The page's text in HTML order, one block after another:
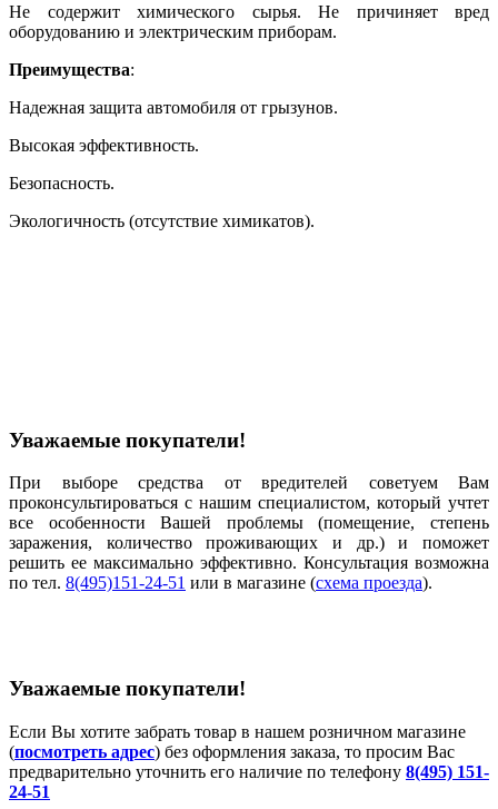
Не содержит химического сырья. Не причиняет вред
оборудованию и электрическим приборам.
Преимущества:
Надежная защита автомобиля от грызунов.
Высокая эффективность.
Безопасность.
Экологичность (отсутствие химикатов).
Уважаемые покупатели!
При выборе средства от вредителей советуем Вам
проконсультироваться с нашим специалистом, который учтет
все особенности Вашей проблемы (помещение, степень
заражения, количество проживающих и др.) и поможет
решить ее максимально эффективно. Консультация возможна
по тел. 8(495)151-24-51 или в магазине (схема проезда).
Уважаемые покупатели!
Если Вы хотите забрать товар в нашем розничном магазине
(посмотреть адрес) без оформления заказа, то просим Вас
предварительно уточнить его наличие по телефону 8(495) 151-
24-51